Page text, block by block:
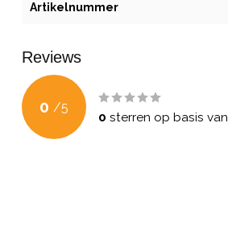
Artikelnummer
Reviews
0 /5
0 sterren op basis van